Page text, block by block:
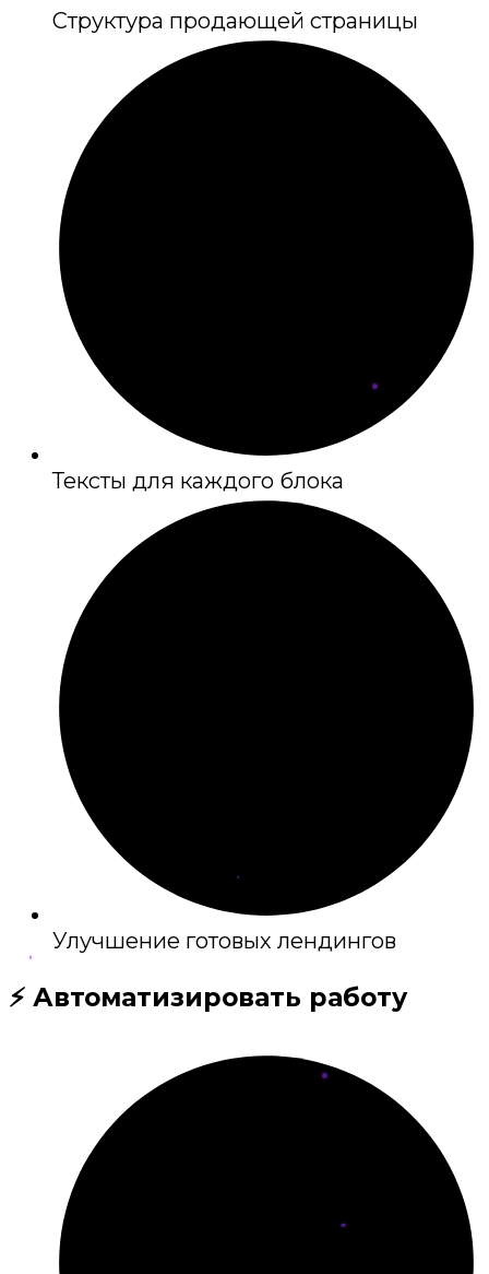
Структура продающей страницы
Тексты для каждого блока
Улучшение готовых лендингов
⚡ Автоматизировать работу